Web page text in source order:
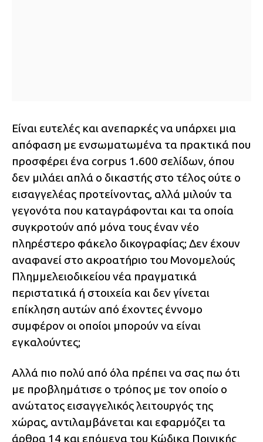
Είναι ευτελές και ανεπαρκές να υπάρχει μια
απόφαση με ενσωματωμένα τα πρακτικά που
προσφέρει ένα corpus 1.600 σελίδων, όπου
δεν μιλάει απλά ο δικαστής στο τέλος ούτε ο
εισαγγελέας προτείνοντας, αλλά μιλούν τα
γεγονότα που καταγράφονται και τα οποία
συγκροτούν από μόνα τους έναν νέο
πληρέστερο φάκελο δικογραφίας; Δεν έχουν
αναφανεί στο ακροατήριο του Μονομελούς
Πλημμελειοδικείου νέα πραγματικά
περιστατικά ή στοιχεία και δεν γίνεται
επίκληση αυτών από έχοντες έννομο
συμφέρον οι οποίοι μπορούν να είναι
εγκαλούντες;
Αλλά πιο πολύ από όλα πρέπει να σας πω ότι
με προβλημάτισε ο τρόπος με τον οποίο ο
ανώτατος εισαγγελικός λειτουργός της
χώρας, αντιλαμβάνεται και εφαρμόζει τα
άρθρα 14 και επόμενα του Κώδικα Ποινικής